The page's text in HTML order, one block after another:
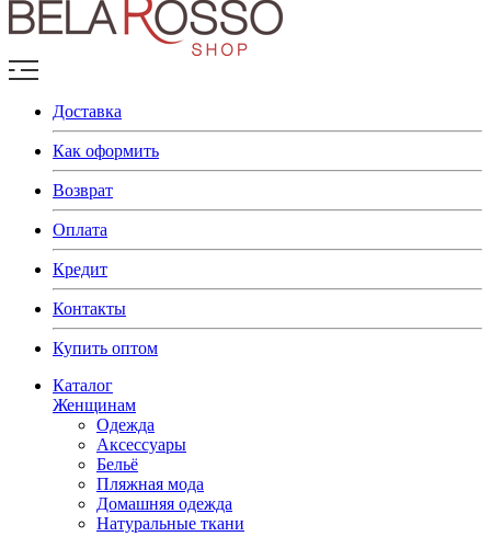
Доставка
Как оформить
Возврат
Оплата
Кредит
Контакты
Купить оптом
Каталог
Женщинам
Одежда
Аксессуары
Бельё
Пляжная мода
Домашняя одежда
Натуральные ткани